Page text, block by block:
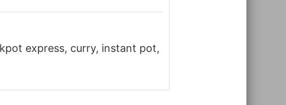
express, curry, instant pot,